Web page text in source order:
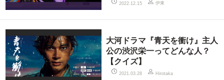
2022.12.15 伊東
大河ドラマ『青天を衝け』主人
公の渋沢栄一ってどんな人？
【クイズ】
2021.03.28 Hirotaka